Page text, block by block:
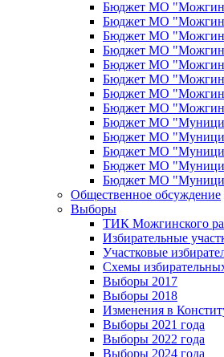
Бюджет МО
Бюджет МО
Бюджет МО
Бюджет МО
Бюджет МО
Бюджет МО
Бюджет МО
Бюджет МО
Бюджет МО
Бюджет МО
Бюджет МО
Бюджет МО
Бюджет МО
Общественное обсуждение
Выборы
ТИК Можгинского
Избирательные
Участковые
Схемы
Выборы 2017
Выборы 2018
Изменения в
Выборы 2021 года
Выборы 2022 года
Выборы 2024 года